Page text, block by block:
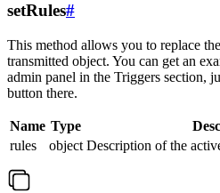
setRules#
This method allows you to replace
transmitted object. You can get an
admin panel in the Triggers section,
button there.
Name Type
rules
object Description of the